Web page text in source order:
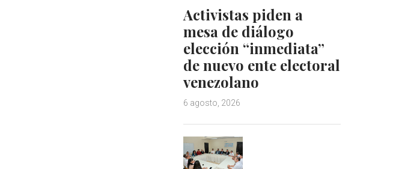
Activistas piden a
mesa de diálogo
elección “inmediata”
de nuevo ente electoral
venezolano
6 agosto, 2026